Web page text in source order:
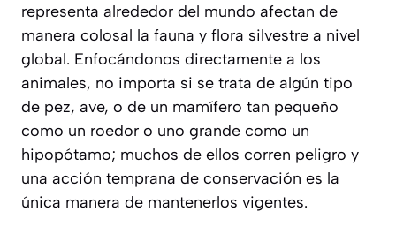
representa alrededor del mundo afectan de
manera colosal la fauna y flora silvestre a nivel
global. Enfocándonos directamente a los
animales, no importa si se trata de algún tipo
de pez, ave, o de un mamífero tan pequeño
como un roedor o uno grande como un
hipopótamo; muchos de ellos corren peligro y
una acción temprana de conservación es la
única manera de mantenerlos vigentes.